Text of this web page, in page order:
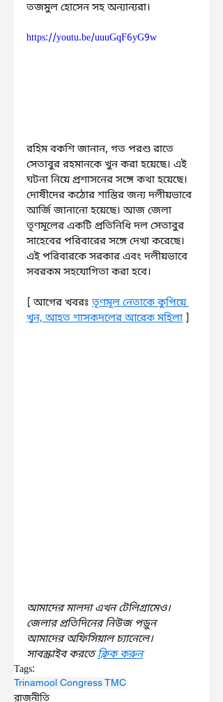
তজমুল হোসেন সহ অন্যান্যরা।
https://youtu.be/uuuGqF6yG9w
রহিম বকশি জানান, গত পরশু রাতে
সেতাবুর রহমানকে খুন করা হয়েছে। এই
ঘটনা নিয়ে প্রশাসনের সঙ্গে কথা হয়েছে।
দোষীদের কঠোর শাস্তির জন্য দলীয়ভাবে
আর্জি জানানো হয়েছে। আজ জেলা
তৃণমূলের একটি প্রতিনিধি দল সেতাবুর
সাহেবের পরিবারের সঙ্গে দেখা করেছে।
এই পরিবারকে সরকার এবং দলীয়ভাবে
সবরকম সহযোগিতা করা হবে।
[ আগের খবরঃ তৃণমূল নেতাকে কুপিয়ে
খুন, আহত শাসকদলের আরেক মহিলা ]
আমাদের মালদা এখন টেলিগ্রামেও।
জেলার প্রতিদিনের নিউজ পড়ুন
আমাদের অফিসিয়াল চ্যানেলে।
সাবস্ক্রাইব করতে ক্লিক করুন
Tags:
Trinamool Congress TMC
রাজনীতি